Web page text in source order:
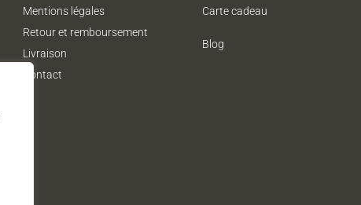
Mentions légales
Retour et remboursement
Livraison
Contact
Carte cadeau
Blog